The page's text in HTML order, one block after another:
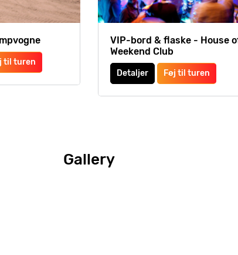
til turen
VIP-bord & flaske - House
Weekend Club
Detaljer Føj til turen
Gallery